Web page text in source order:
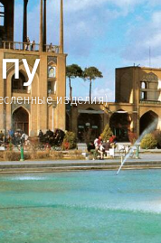
изделия)